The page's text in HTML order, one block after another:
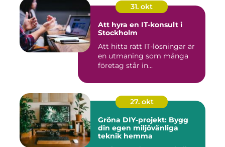
31. okt
Att hyra en IT-konsult i
Stockholm
Att hitta rätt IT-lösningar är
en utmaning som många
företag står in...
27. okt
Gröna DIY-projekt: Bygg
din egen miljövänliga
teknik hemma